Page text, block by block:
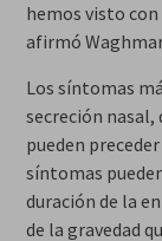
hemos visto
afirmó
Los síntomas
secreción nasal,
pueden
síntomas
duración de la
de la gravedad